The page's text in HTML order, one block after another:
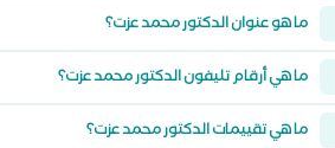
ما هو عنوان الدكتور محمد عزت؟
ما هي أرقام تليفون الدكتور محمد عزت؟
ما هي تقييمات الدكتور محمد عزت؟